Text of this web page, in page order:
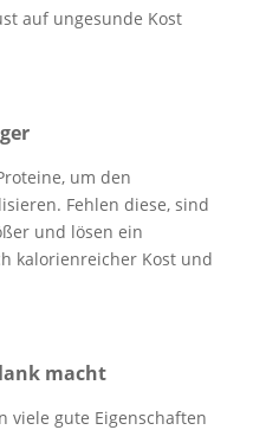
auf ungesunde Kost
um den
Fehlen diese, sind
und lösen ein
kalorienreicher Kost und
macht
viele gute Eigenschaften